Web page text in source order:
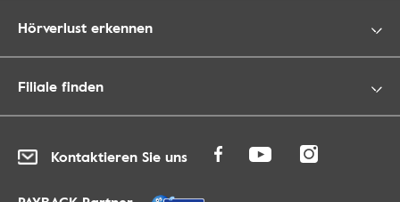
Hörverlust erkennen
Filiale finden
Kontaktieren Sie uns